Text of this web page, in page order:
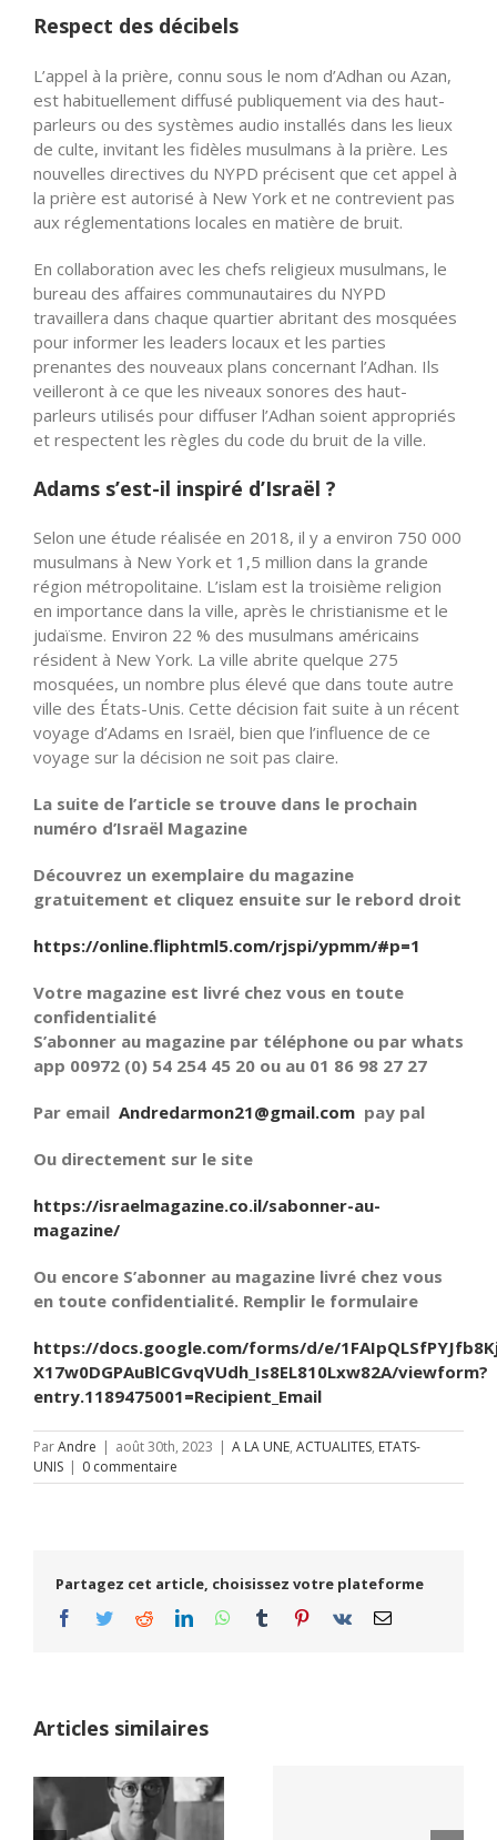
Respect des décibels
L’appel à la prière, connu sous le nom d’Adhan ou Azan,
est habituellement diffusé publiquement via des haut-
parleurs ou des systèmes audio installés dans les lieux
de culte, invitant les fidèles musulmans à la prière. Les
nouvelles directives du NYPD précisent que cet appel à
la prière est autorisé à New York et ne contrevient pas
aux réglementations locales en matière de bruit.
En collaboration avec les chefs religieux musulmans, le
bureau des affaires communautaires du NYPD
travaillera dans chaque quartier abritant des mosquées
pour informer les leaders locaux et les parties
prenantes des nouveaux plans concernant l’Adhan. Ils
veilleront à ce que les niveaux sonores des haut-
parleurs utilisés pour diffuser l’Adhan soient appropriés
et respectent les règles du code du bruit de la ville.
Adams s’est-il inspiré d’Israël ?
Selon une étude réalisée en 2018, il y a environ 750 000
musulmans à New York et 1,5 million dans la grande
région métropolitaine. L’islam est la troisième religion
en importance dans la ville, après le christianisme et le
judaïsme. Environ 22 % des musulmans américains
résident à New York. La ville abrite quelque 275
mosquées, un nombre plus élevé que dans toute autre
ville des États-Unis. Cette décision fait suite à un récent
voyage d’Adams en Israël, bien que l’influence de ce
voyage sur la décision ne soit pas claire.
La suite de l’article se trouve dans le prochain
numéro d’Israël Magazine
Découvrez un exemplaire du magazine
gratuitement et cliquez ensuite sur le rebord droit
https://online.fliphtml5.com/rjspi/ypmm/#p=1
Votre magazine est livré chez vous en toute
confidentialité
S’abonner au magazine par téléphone ou par whats
app 00972 (0) 54 254 45 20 ou au 01 86 98 27 27
Par email Andredarmon21@gmail.com pay pal
Ou directement sur le site
https://israelmagazine.co.il/sabonner-au-
magazine/
Ou encore S’abonner au magazine livré chez vous
en toute confidentialité. Remplir le formulaire
https://docs.google.com/forms/d/e/
X17w0DGPAuBlCGvqVUdh_Is8EL810Lxw82A/viewform?
entry.1189475001=Recipient_Email
ParAndre | août 30th, 2023 | A LA UNE, ACTUALITES, ETATS-
UNIS | 0 commentaire
Partagez cet article, choisissez votre plateforme
Facebook
TwitterRedditLinkedInWhatsApp
Tumblr Pinterest
Vk Email
Articles similaires